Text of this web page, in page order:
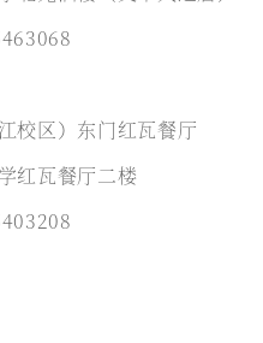
校区）东门红瓦餐厅
红瓦餐厅二楼